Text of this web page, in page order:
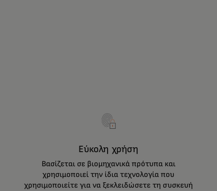
Εύκολη χρήση
Βασίζεται σε βιομηχανικά πρότυπα και
χρησιμοποιεί την ίδια τεχνολογία που
χρησιμοποιείτε για να ξεκλειδώσετε τη συσκευή